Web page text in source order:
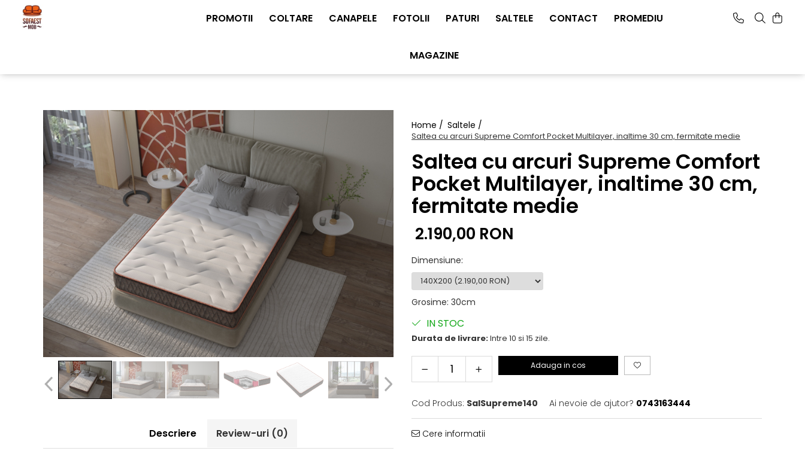
PROMOTII COLTARE CANAPELE FOTOLII PATURI SALTELE CONTACT PROMEDIU
MAGAZINE
Home / Saltele /
Saltea cu arcuri Supreme Comfort Pocket Multilayer, inaltime 30 cm, fermitate medie
Saltea cu arcuri Supreme Comfort
Pocket Multilayer, inaltime 30 cm,
fermitate medie
2.190,00 RON
Dimensiune:
Grosime: 30cm
IN STOC
Durata de livrare:Intre 10 si 15 zile.
Adauga in cos
Cod Produs: SalSupreme140 Ai nevoie de ajutor? 0743163444
Cere informatii
Descriere Review-uri (0)